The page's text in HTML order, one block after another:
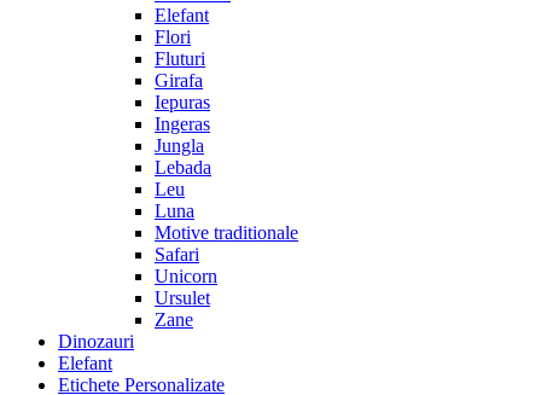
Elefant
Flori
Fluturi
Girafa
Iepuras
Ingeras
Jungla
Lebada
Leu
Luna
Motive traditionale
Safari
Unicorn
Ursulet
Zane
Dinozauri
Elefant
Etichete Personalizate